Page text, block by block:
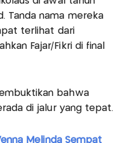
Tanda nama mereka
terlihat dari
Fajar/Fikri di final
bahwa
di jalur yang tepat.
Melinda Sempat